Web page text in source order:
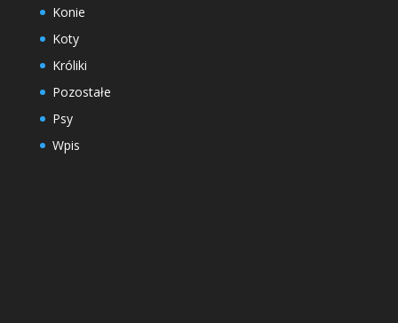
Konie
Koty
Króliki
Pozostałe
Psy
Wpis